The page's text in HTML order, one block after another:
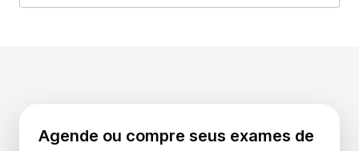
Agende ou compre seus exames de